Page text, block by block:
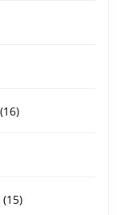
1616
1515